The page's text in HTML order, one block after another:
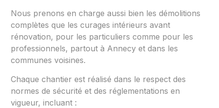
Nous prenons en charge aussi bien les démolitions
complètes que les curages intérieurs avant
rénovation, pour les particuliers comme pour les
professionnels, partout à Annecy et dans les
communes voisines.
Chaque chantier est réalisé dans le respect des
normes de sécurité et des réglementations en
vigueur, incluant :